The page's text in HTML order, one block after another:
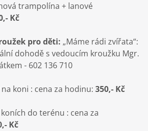
trampolína + lanové
Kč
pro děti: „Máme rádi zvířata“:
dohodě s vedoucím kroužku Mgr.
- 602 136 710
koni : cena za hodinu: 350,- Kč
do terénu : cena za
Kč